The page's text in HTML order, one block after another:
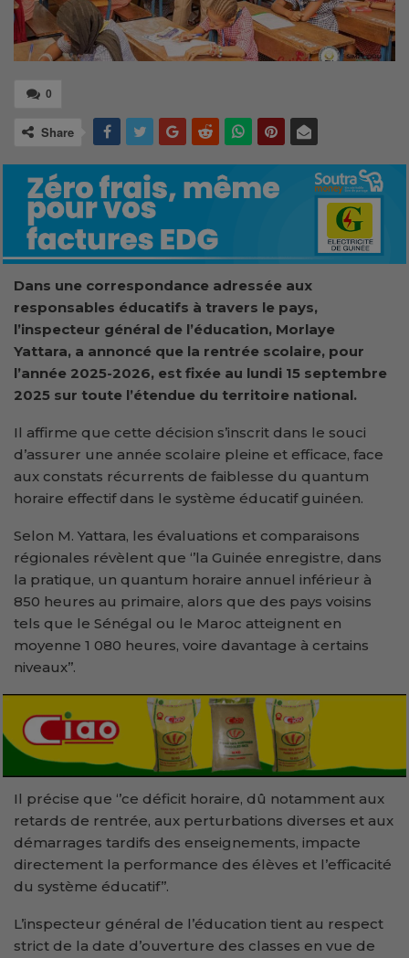
0
Share
Dans une correspondance adressée aux
responsables éducatifs à travers le pays,
l’inspecteur général de l’éducation, Morlaye
Yattara, a annoncé que la rentrée scolaire, pour
l’année 2025-2026, est fixée au lundi 15 septembre
2025 sur toute l’étendue du territoire national.
Il affirme que cette décision s’inscrit dans le souci
d’assurer une année scolaire pleine et efficace, face
aux constats récurrents de faiblesse du quantum
horaire effectif dans le système éducatif guinéen.
Selon M. Yattara, les évaluations et comparaisons
régionales révèlent que ‘’la Guinée enregistre, dans
la pratique, un quantum horaire annuel inférieur à
850 heures au primaire, alors que des pays voisins
tels que le Sénégal ou le Maroc atteignent en
moyenne 1 080 heures, voire davantage à certains
niveaux’’.
Il précise que ‘’ce déficit horaire, dû notamment aux
retards de rentrée, aux perturbations diverses et aux
démarrages tardifs des enseignements, impacte
directement la performance des élèves et l’efficacité
du système éducatif’’.
L’inspecteur général de l’éducation tient au respect
strict de la date d’ouverture des classes en vue de